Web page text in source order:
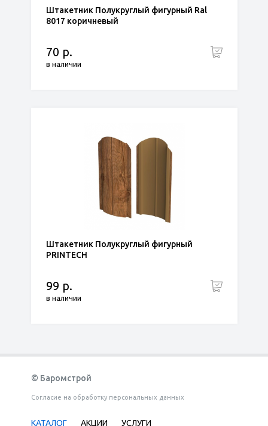
Штакетник Полукруглый фигурный Ral
8017 коричневый
70 р.
в наличии
Штакетник Полукруглый фигурный
PRINTECH
99 р.
в наличии
© Баромстрой
Согласие на обработку персональных данных
КАТАЛОГ АКЦИИ УСЛУГИ